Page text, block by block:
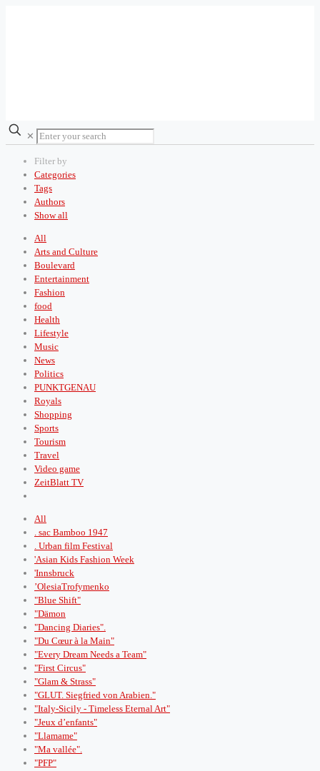
✕
Filter by
Categories
Tags
Authors
Show all
All
Arts and Culture
Boulevard
Entertainment
Fashion
food
Health
Lifestyle
Music
News
Politics
PUNKTGENAU
Royals
Shopping
Sports
Tourism
Travel
Video game
ZeitBlatt TV
All
. sac Bamboo 1947
. Urban film Festival
'Asian Kids Fashion Week
'Innsbruck
’OlesiaTrofymenko
"Blue Shift"
"Dämon
"Dancing Diaries".
"Du Cœur à la Main"
"Every Dream Needs a Team"
"First Circus"
"Glam & Strass"
"GLUT. Siegfried von Arabien."
"Italy-Sicily - Timeless Eternal Art"
"Jeux d’enfants"
"Llamame"
"Ma vallée".
"PFP"